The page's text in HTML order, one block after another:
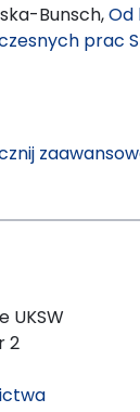
Bunsch,Od
prac
UKSW
2